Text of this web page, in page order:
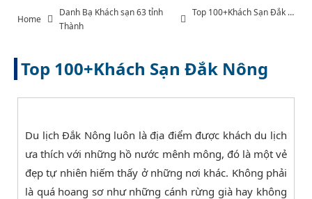
)
Home
Danh Bạ Khách sạn 63 tỉnh
Thành
Top 100+Khách Sạn Đắk Nông
Top 100+Khách Sạn Đắk Nông
Du lịch Đắk Nông luôn là địa điểm được khách du lịch
ưa thích với những hồ nước mênh mông, đó là một vẻ
đẹp tự nhiên hiếm thấy ở những nơi khác. Không phải
là quá hoang sơ như những cánh rừng già hay không